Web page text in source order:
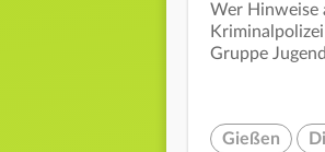
Wer Hinweise
Gruppe
Gießen